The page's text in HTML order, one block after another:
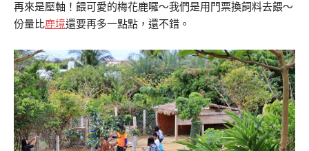
再來是壓軸！餵可愛的梅花鹿囉～我們是用門票換飼料去餵～
份量比鹿境還要再多一點點，還不錯。